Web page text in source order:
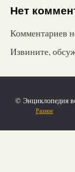
Нет
Комментариев
Извините,
© Энциклопедия
Разное